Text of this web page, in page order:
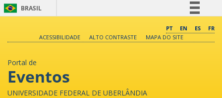
BRASIL
Comunica BR
PT EN ES
FR
ACESSIBILIDADE
ALTO CONTRASTE MAPA DO SITE
Portal de
Eventos
UNIVERSIDADE FEDERAL DE UBERLÂNDIA